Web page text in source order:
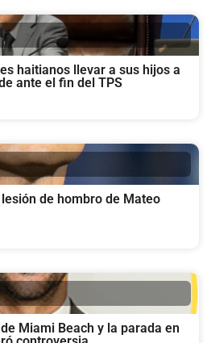
haitianos llevar a sus hijos a
ante el fin del TPS
de hombro de Mateo
Miami Beach y la parada en